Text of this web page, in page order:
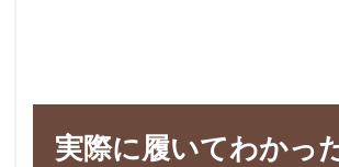
実際に履いてわかっ